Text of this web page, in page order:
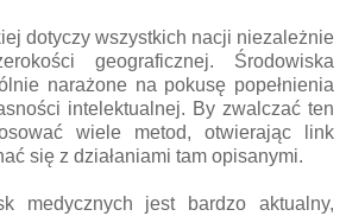
dotyczy wszystkich nacji niezależnie
geograficznej. Środowiska
narażone na pokusę popełnienia
intelektualnej. By zwalczać ten
wiele metod, otwierając link
się z działaniami tam opisanymi.
medycznych jest bardzo aktualny,